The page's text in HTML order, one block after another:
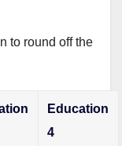
to round off the
Education
4